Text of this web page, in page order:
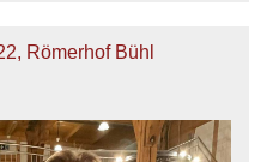
Römerhof Bühl